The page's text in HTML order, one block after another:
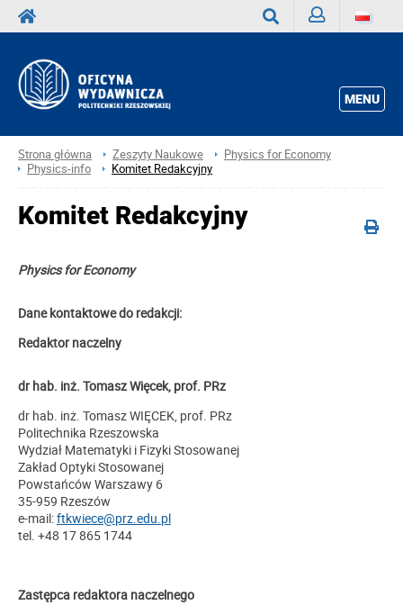
MENU
Strona główna Zeszyty Naukowe
Physics for Economy
Physics-info
Komitet Redakcyjny
Komitet Redakcyjny
Physics for Economy
Dane kontaktowe do redakcji:
Redaktor naczelny
dr hab. inż. Tomasz Więcek, prof. PRz
dr hab. inż. Tomasz WIĘCEK, prof. PRz
Politechnika Rzeszowska
Wydział Matematyki i Fizyki Stosowanej
Zakład Optyki Stosowanej
Powstańców Warszawy 6
35-959 Rzeszów
e-mail:ftkwiece@prz.edu.pl
tel. +48 17 865 1744
Zastępca redaktora naczelnego